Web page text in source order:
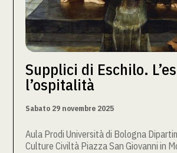
Supplici di Eschilo.
l’ospitalità
Sabato 29 novembre 2025
Aula Prodi Università di Bologna
Culture Civiltà Piazza San Giovanni in